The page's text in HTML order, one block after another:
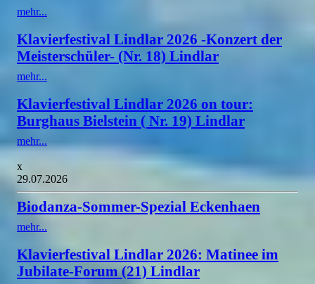
mehr...
Klavierfestival Lindlar 2026 -Konzert der
Meisterschüler- (Nr. 18) Lindlar
mehr...
Klavierfestival Lindlar 2026 on tour:
Burghaus Bielstein ( Nr. 19) Lindlar
mehr...
x
29.07.2026
Biodanza-Sommer-Spezial Eckenhaen
mehr...
Klavierfestival Lindlar 2026: Matinee im
Jubilate-Forum (21) Lindlar